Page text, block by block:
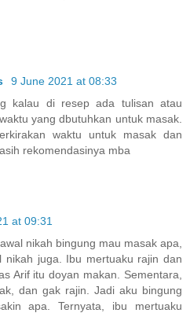
9 June 2021 at 08:33
kalau di resep ada tulisan atau
yang dbutuhkan untuk masak.
waktu untuk masak dan
rekomendasinya mba
at 09:31
nikah bingung mau masak apa,
nikah juga. Ibu mertuaku rajin dan
Arif itu doyan makan. Sementara,
dan gak rajin. Jadi aku bingung
apa. Ternyata, ibu mertuaku